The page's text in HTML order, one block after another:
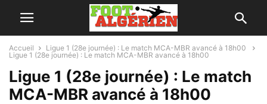
Accueil
Ligue 1 (28e journée) : Le match MCA-MBR avancé à 18h00
Ligue 1 (28e journée) : Le match MCA-MBR avancé à 18h00
Ligue 1 (28e journée) : Le match
MCA-MBR avancé à 18h00